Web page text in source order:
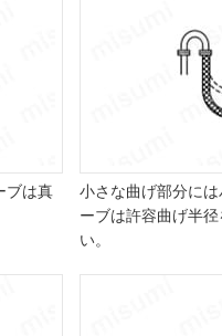
ブは真
小さな曲げ部分に
ーブは許容曲げ半
い。